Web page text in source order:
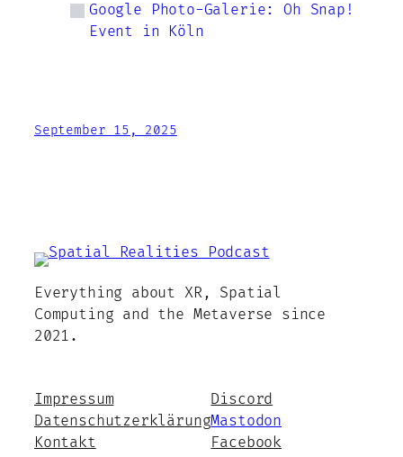
Google Photo-Galerie: Oh Snap!
Event in Köln
September 15, 2025
Everything about XR, Spatial
Computing and the Metaverse since
2021.
Impressum
Datenschutzerklärung
Kontakt
Discord
Mastodon
Facebook